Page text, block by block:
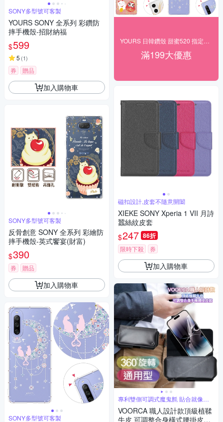
SONY多型號可客製
YOURS SONY 全系列 彩鑽防
摔手機殼-招財納福
$599
5 (1)
券 贈品
加入購物車
SONY多型號可客製
反骨創意 SONY 全系列 彩繪防
摔手機殼-英式饗宴(財富)
$390
券 贈品
加入購物車
SONY多型號可客製
滿199大優惠
磁扣設計,皮套不隨意開闔
XIEKE SONY Xperia 1 VII 月詩
蠶絲紋皮套
$247 86折
限時下殺 券
加入購物車
專利雙側可調式魔鬼氈 貼合就像訂
做
VOORCA 職人設計款頂級植鞣
牛皮 可調整合身橫式腰掛皮套f